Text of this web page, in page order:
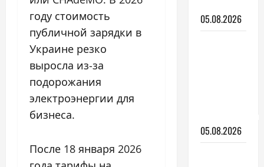
году стоимость
публичной зарядки в
Украине резко
выросла из-за
подорожания
электроэнергии для
бизнеса.
После 18 января 2026
05.08.2026
05.08.2026